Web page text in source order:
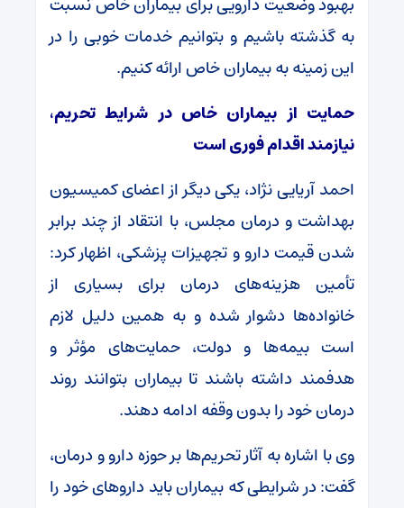
به گذشته باشیم و بتوانیم خدمات خوبی را در
این زمینه به بیماران خاص ارائه کنیم.
حمایت از بیماران خاص در شرایط تحریم،
نیازمند اقدام فوری است
احمد آریایی نژاد، یکی دیگر از اعضای کمیسیون
بهداشت و درمان مجلس، با انتقاد از چند برابر
شدن قیمت دارو و تجهیزات پزشکی، اظهار کرد:
تأمین هزینه‌های درمان برای بسیاری از
خانواده‌ها دشوار شده و به همین دلیل لازم
است بیمه‌ها و دولت، حمایت‌های مؤثر و
هدفمند داشته باشند تا بیماران بتوانند روند
درمان خود را بدون وقفه ادامه دهند.
وی با اشاره به آثار تحریم‌ها بر حوزه دارو و درمان،
گفت: در شرایطی که بیماران باید داروهای خود را